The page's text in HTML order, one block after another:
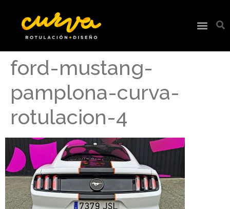
ford-mustang-
pamplona-curva-
rotulacion-4